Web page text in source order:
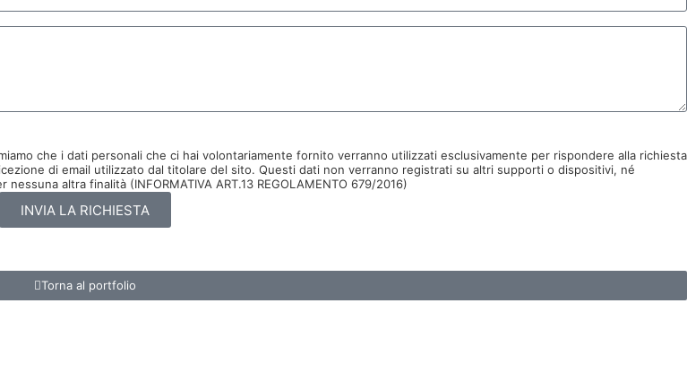
che i dati personali che ci hai volontariamente fornito verranno utilizzati esclusivamente per rispondere alla richiesta
di email utilizzato dal titolare del sito. Questi dati non verranno registrati su altri supporti o dispositivi, né
altra finalità (INFORMATIVA ART.13 REGOLAMENTO 679/2016)
INVIA LA RICHIESTA
Torna al portfolio